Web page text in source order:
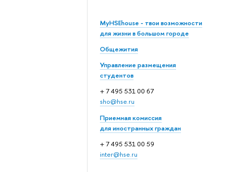
MyHSEhouse - твои возможности
для жизни в большом городе
Общежития
Управление размещения
студентов
+ 7 495 531 00 67
sho@hse.ru
Приемная комиссия
для иностранных граждан
+ 7 495 531 00 59
inter@hse.ru